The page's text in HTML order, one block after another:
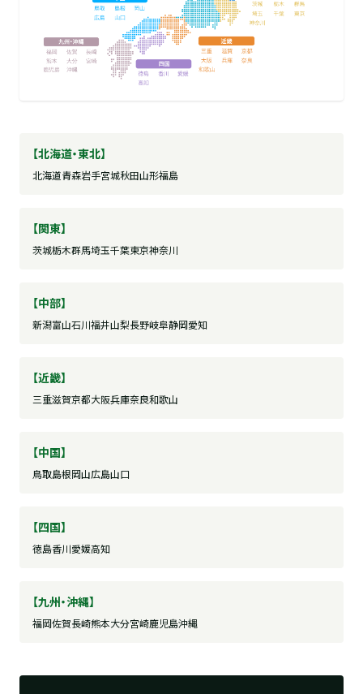
【北海道・東北】
北海道青森岩手宮城秋田山形福島
【関東】
茨城栃木群馬埼玉千葉東京神奈川
【中部】
新潟富山石川福井山梨長野岐阜静岡愛知
【近畿】
三重滋賀京都大阪兵庫奈良和歌山
【中国】
鳥取島根岡山広島山口
【四国】
徳島香川愛媛高知
【九州・沖縄】
福岡佐賀長崎熊本大分宮崎鹿児島沖縄